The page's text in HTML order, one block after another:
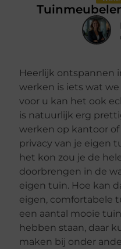
Heerlijk ontspannen
werken is iets wat
voor u kan het ook
is natuurlijk erg
werken op kantoor
privacy van je eigen
het kon zou je de
doorbrengen in de
eigen tuin. Hoe kan
eigen, comfortabele
een aantal mooie
hebben staan, daar
maken bij onder